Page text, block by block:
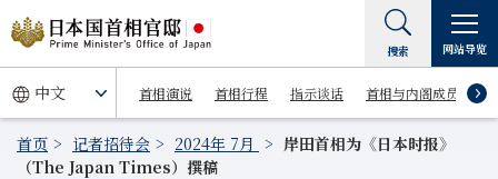
首相演说 首相行程 指示谈话 首相与内阁成员
搜索 网站导览
首页 记者招待会 2024年 7月
岸田首相为《日本时报》
（The Japan Times）撰稿